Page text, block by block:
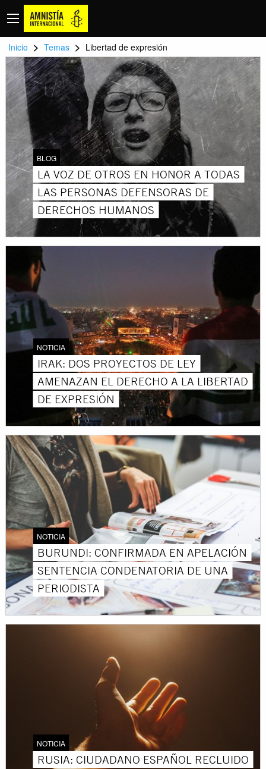
Inicio > Temas > Libertad de expresión
BLOG
LA VOZ DE OTROS EN HONOR A TODAS
LAS PERSONAS DEFENSORAS DE
DERECHOS HUMANOS
NOTICIA
IRAK: DOS PROYECTOS DE LEY
AMENAZAN EL DERECHO A LA LIBERTAD
DE EXPRESIÓN
NOTICIA
BURUNDI: CONFIRMADA EN APELACIÓN
SENTENCIA CONDENATORIA DE UNA
PERIODISTA
NOTICIA
RUSIA: CIUDADANO ESPAÑOL RECLUIDO